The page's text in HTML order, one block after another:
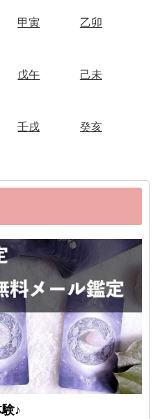
甲寅 乙卯
戊午 己未
壬戌 癸亥
♪